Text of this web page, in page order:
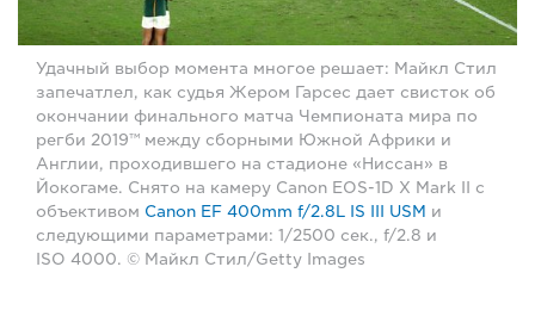
Удачный выбор момента многое решает: Майкл Стил
запечатлел, как судья Жером Гарсес дает свисток об
окончании финального матча Чемпионата мира по
регби 2019™ между сборными Южной Африки и
Англии, проходившего на стадионе «Ниссан» в
Йокогаме. Снято на камеру Canon EOS-1D X Mark II с
объективом Canon EF 400mm f/2.8L IS III USM и
следующими параметрами: 1/2500 сек., f/2.8 и
ISO 4000. © Майкл Стил/Getty Images